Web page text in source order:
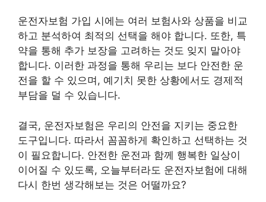
운전자보험 가입 시에는 여러 보험사와 상품을 비교
하고 분석하여 최적의 선택을 해야 합니다. 또한, 특
약을 통해 추가 보장을 고려하는 것도 잊지 말아야
합니다. 이러한 과정을 통해 우리는 보다 안전한 운
전을 할 수 있으며, 예기치 못한 상황에서도 경제적
부담을 덜 수 있습니다.
결국, 운전자보험은 우리의 안전을 지키는 중요한
도구입니다. 따라서 꼼꼼하게 확인하고 선택하는 것
이 필요합니다. 안전한 운전과 함께 행복한 일상이
이어질 수 있도록, 오늘부터라도 운전자보험에 대해
다시 한번 생각해보는 것은 어떨까요?